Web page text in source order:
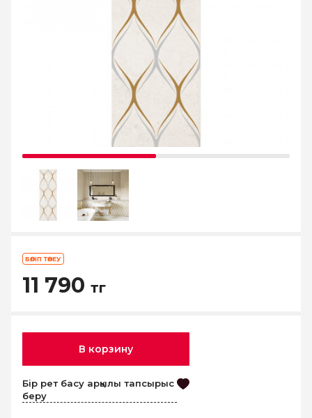
БӨЛІП ТӨЛЕУ
11 790 тг
В корзину
Бір рет басу арқылы тапсырыс
беру